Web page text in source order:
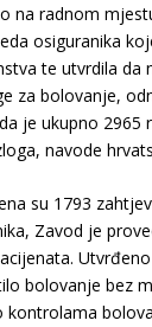
na radnom
osiguranika
te utvrdila da
za bolovanje,
je ukupno 2965
navode
su 1793
Zavod je
bolovanje bez
kontrolama